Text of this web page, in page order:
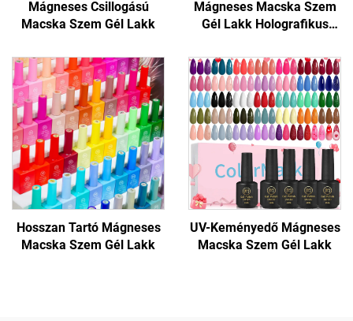
Mágneses Csillogású
Macska Szem Gél Lakk
Mágneses Macska Szem
Gél Lakk Holografikus
Hosszan Tartó Mágneses
Macska Szem Gél Lakk
UV-Keményedő Mágneses
Macska Szem Gél Lakk